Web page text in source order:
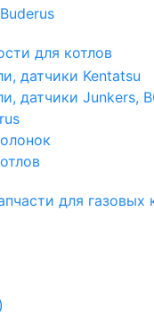
для котлов
датчики Kentatsu
датчики Junkers,
для газовых